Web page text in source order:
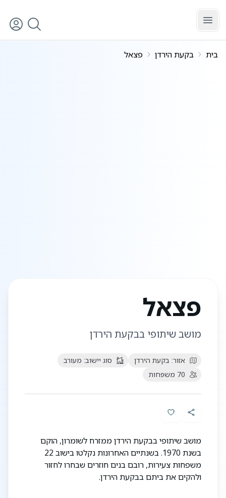
בית בקעת הירדן פצאל
פצאל
מושב שיתופי בבקעת הירדן
אזור: בקעת הירדן סוג יישוב: מעורב
70 משפחות
מושב שיתופי בבקעת הירדן ממזרח לשומרון, הוקם
בשנת 1970. בשנתיים האחרונות נקלטו בישוב 22
משפחות צעירות, רובם בנים חוזרים שבחרו לחזור
ולהקים את ביתם בבקעת הירדן.